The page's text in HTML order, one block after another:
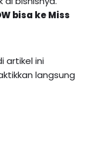
bisa ke Miss
artikel ini
langsung